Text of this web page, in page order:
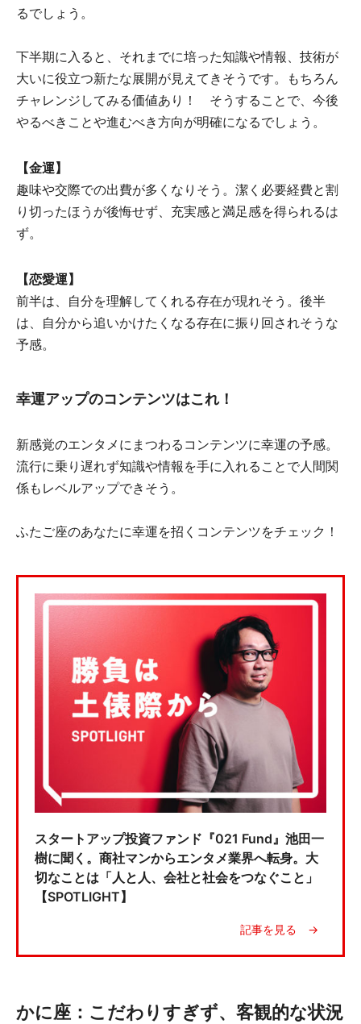
るでしょう。
下半期に入ると、それまでに培った知識や情報、技術が
大いに役立つ新たな展開が見えてきそうです。もちろん
チャレンジしてみる価値あり！ そうすることで、今後
やるべきことや進むべき方向が明確になるでしょう。
【金運】
趣味や交際での出費が多くなりそう。潔く必要経費と割
り切ったほうが後悔せず、充実感と満足感を得られるは
ず。
【恋愛運】
前半は、自分を理解してくれる存在が現れそう。後半
は、自分から追いかけたくなる存在に振り回されそうな
予感。
幸運アップのコンテンツはこれ！
新感覚のエンタメにまつわるコンテンツに幸運の予感。
流行に乗り遅れず知識や情報を手に入れることで人間関
係もレベルアップできそう。
ふたご座のあなたに幸運を招くコンテンツをチェック！
スタートアップ投資ファンド『021 Fund』池田一
樹に聞く。商社マンからエンタメ業界へ転身。大
切なことは「人と人、会社と社会をつなぐこと」
【SPOTLIGHT】
かに座：こだわりすぎず、客観的な状況